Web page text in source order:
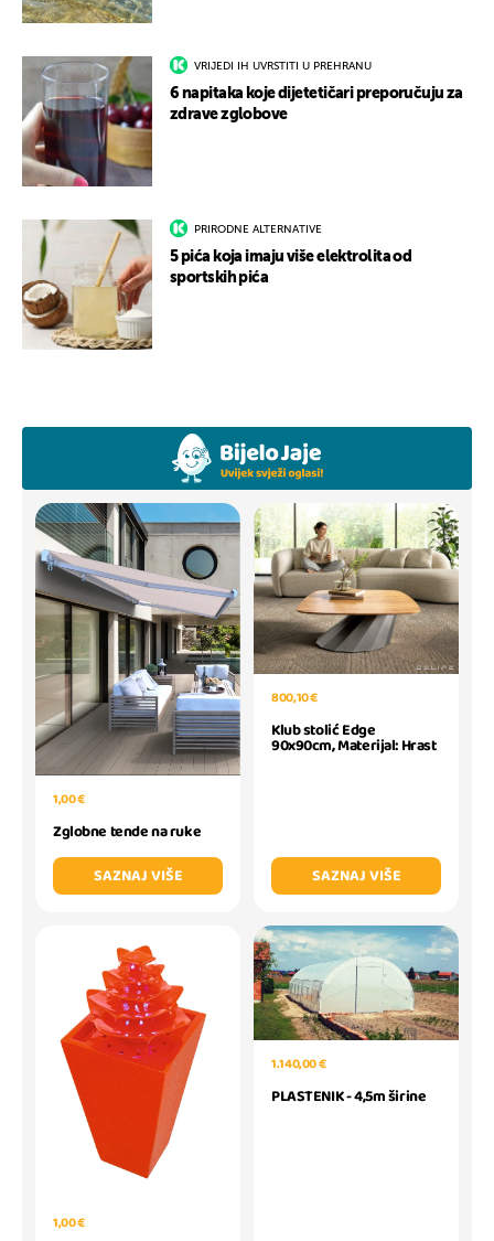
VRIJEDI IH UVRSTITI U PREHRANU
6 napitaka koje dijetetičari preporučuju za
zdrave zglobove
PRIRODNE ALTERNATIVE
5 pića koja imaju više elektrolita od
sportskih pića
1,00 €
Zglobne tende na ruke
SAZNAJ VIŠE
800,10 €
Klub stolić Edge
90x90cm, Materijal: Hrast
SAZNAJ VIŠE
1,00 €
1.140,00 €
PLASTENIK - 4,5m širine